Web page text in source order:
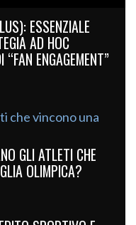
ESSENZIALE
AD HOC
ENGAGEMENT”
GLI ATLETI CHE
OLIMPICA?